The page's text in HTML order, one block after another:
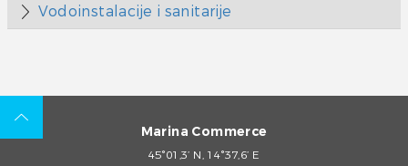
Vodoinstalacije i sanitarije
Marina Commerce
45°01,3’ N, 14°37,6’ E